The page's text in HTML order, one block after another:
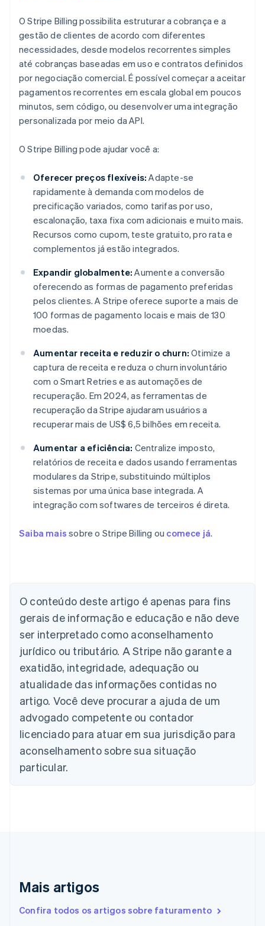
O Stripe Billing possibilita estruturar a cobrança e a
gestão de clientes de acordo com diferentes
necessidades, desde modelos recorrentes simples
até cobranças baseadas em uso e contratos definidos
por negociação comercial. É possível começar a aceitar
pagamentos recorrentes em escala global em poucos
minutos, sem código, ou desenvolver uma integração
personalizada por meio da API.
O Stripe Billing pode ajudar você a:
Oferecer preços flexíveis: Adapte-se
rapidamente à demanda com modelos de
precificação variados, como tarifas por uso,
escalonação, taxa fixa com adicionais e muito mais.
Recursos como cupom, teste gratuito, pro rata e
complementos já estão integrados.
Expandir globalmente: Aumente a conversão
oferecendo as formas de pagamento preferidas
pelos clientes. A Stripe oferece suporte a mais de
100 formas de pagamento locais e mais de 130
moedas.
Aumentar receita e reduzir o churn: Otimize a
captura de receita e reduza o churn involuntário
com o Smart Retries e as automações de
recuperação. Em 2024, as ferramentas de
recuperação da Stripe ajudaram usuários a
recuperar mais de US$ 6,5 bilhões em receita.
Aumentar a eficiência: Centralize imposto,
relatórios de receita e dados usando ferramentas
modulares da Stripe, substituindo múltiplos
sistemas por uma única base integrada. A
integração com softwares de terceiros é direta.
Saiba mais sobre o Stripe Billing ou comece já.
O conteúdo deste artigo é apenas para fins
gerais de informação e educação e não deve
ser interpretado como aconselhamento
jurídico ou tributário. A Stripe não garante a
exatidão, integridade, adequação ou
atualidade das informações contidas no
artigo. Você deve procurar a ajuda de um
advogado competente ou contador
licenciado para atuar em sua jurisdição para
aconselhamento sobre sua situação
particular.
Mais artigos
Confira todos os artigos sobre faturamento
Deutsch English
Austrália
Áustria
DeutschEnglish
Bélgica
Nederlands FrançaisDeutschEnglish
Brasil
Português English
Bulgária
English
Canadá
China continental
简体中文English
Eslováquia
English
EnglishItaliano